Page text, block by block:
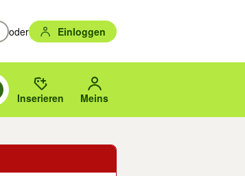
oder Einloggen
mit Eingabetaste auswählen.
oder Vorschläge mit den Pfeiltasten nach oben/
oder PLZ.
Inserieren Meins